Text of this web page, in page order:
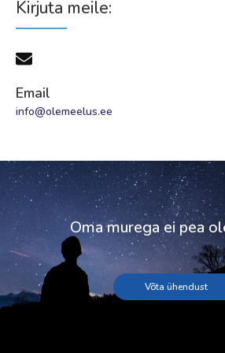
Kirjuta meile:
Email
info@olemeelus.ee
Oma murega ei pea
Võta ühendust